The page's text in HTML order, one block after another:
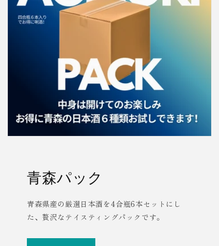
青森パック
青森県産の厳選日本酒を4合瓶6本セットにし
た、贅沢なテイスティングパックです。